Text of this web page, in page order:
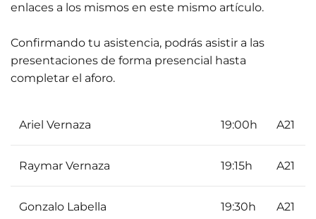
enlaces a los mismos en este mismo artículo.
Confirmando tu asistencia, podrás asistir a las
presentaciones de forma presencial hasta
completar el aforo.
Ariel Vernaza 19:00h A21
Raymar Vernaza 19:15h A21
Gonzalo Labella 19:30h A21
17 Junio 2026
01 Junio 2026
Estudiantes
de Diseño